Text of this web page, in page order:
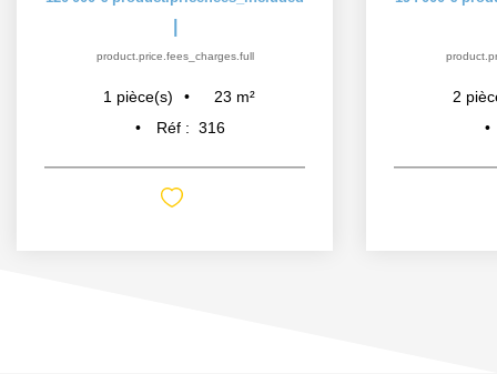
product.price.fees_charges.full
1 pièce(s) 23 m²
Réf : 316
2